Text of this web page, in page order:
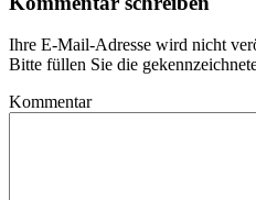
Ihre E-Mail-Adresse wird nicht
Bitte füllen Sie die
Kommentar